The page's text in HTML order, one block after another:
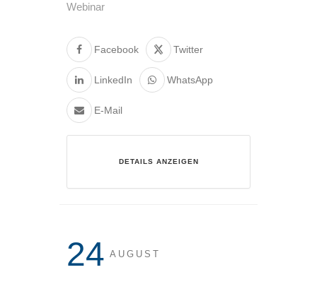
Webinar
Facebook Twitter
LinkedIn WhatsApp
E-Mail
DETAILS ANZEIGEN
24 AUGUST